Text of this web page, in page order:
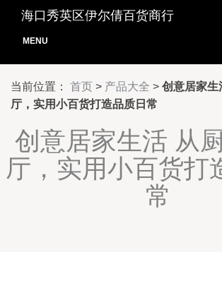
海口秀英区伊尔倩百货商行
MENU
当前位置： 首页 > 产品大全 > 创意居家生
厅，实用小百货打造品质日常
创意居家生活 从
厅，实用小百货打
常